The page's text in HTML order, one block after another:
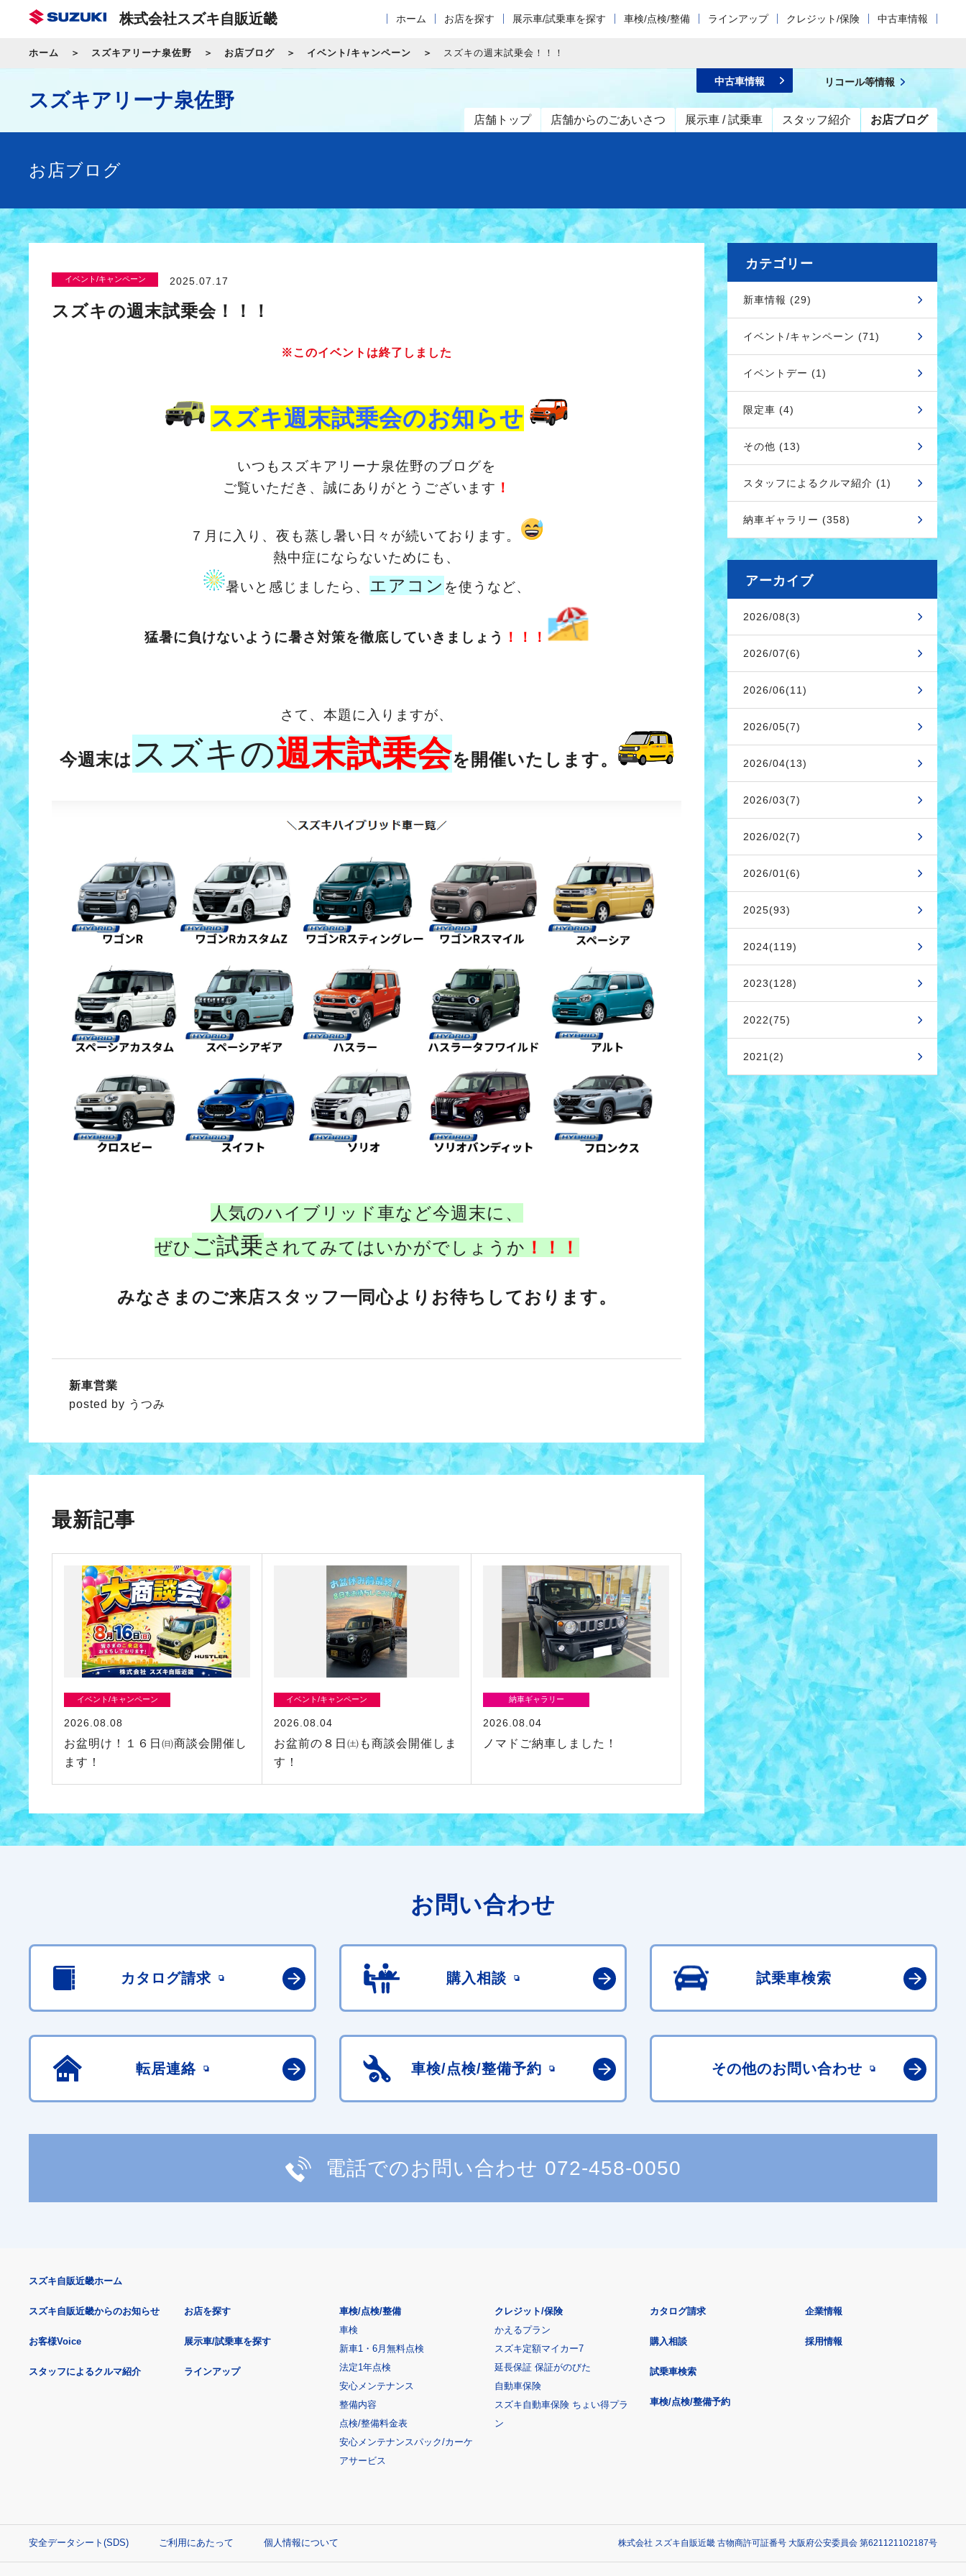
株式会社スズキ自販近畿 ホーム お店を探す 展示車/試乗車を探す 車検/点検/整備 ラインアップ クレジット/保険 中古車情報
ホーム スズキアリーナ泉佐野 お店ブログ イベント/キャンペーン スズキの週末試乗会！！！
スズキアリーナ泉佐野
店舗トップ 店舗からのごあいさつ 展示車 / 試乗車 スタッフ紹介 お店ブログ
中古車情報 リコール等情報
お店ブログ
イベント/キャンペーン 2025.07.17
スズキの週末試乗会！！！
※このイベントは終了しました
スズキ週末試乗会のお知らせ
いつもスズキアリーナ泉佐野のブログを
ご覧いただき、誠にありがとうございます ！
７月に入り、夜も蒸し暑い日々が続いております。
熱中症にならないためにも、
暑いと感じましたら、 エアコン を使うなど、
猛暑に負けないように暑さ対策を徹底していきましょう ！！！
さて、本題に入りますが、
今週末は スズキの週末試乗会を開催いたします。
人気のハイブリッド車など今週末に、
ぜひご試乗されてみてはいかがでしょうか ！！！
みなさまのご来店スタッフ一同心よりお待ちしております。
新車営業
posted by うつみ
最新記事
イベント/キャンペーン
2026.08.08
お盆明け！１６日㈰商談会開催し
ます！
イベント/キャンペーン
2026.08.04
お盆前の８日㈯も商談会開催しま
す！
納車ギャラリー
2026.08.04
ノマドご納車しました！
カテゴリー
新車情報 (29)
イベント/キャンペーン (71)
イベントデー (1)
限定車 (4)
その他 (13)
スタッフによるクルマ紹介 (1)
納車ギャラリー (358)
アーカイブ
2026/08(3)
2026/07(6)
2026/06(11)
2026/05(7)
2026/04(13)
2026/03(7)
2026/02(7)
2026/01(6)
2025(93)
2024(119)
2023(128)
2022(75)
2021(2)
お問い合わせ
カタログ請求 購入相談 試乗車検索
転居連絡 車検/点検/整備予約 その他のお問い合わせ
電話でのお問い合わせ 072-458-0050
スズキ自販近畿ホーム
スズキ自販近畿からのお知らせ
お客様Voice
スタッフによるクルマ紹介
お店を探す
展示車/試乗車を探す
ラインアップ
車検/点検/整備
車検
新車1・6月無料点検
法定1年点検
安心メンテナンス
整備内容
点検/整備料金表
安心メンテナンスパック/カーケ
アサービス
クレジット/保険
かえるプラン
スズキ定額マイカー7
延長保証 保証がのびた
自動車保険
スズキ自動車保険 ちょい得プラ
ン
カタログ請求
購入相談
試乗車検索
車検/点検/整備予約
企業情報
採用情報
安全データシート(SDS) ご利用にあたって 個人情報について 株式会社 スズキ自販近畿 古物商許可証番号 大阪府公安委員会 第621121102187号